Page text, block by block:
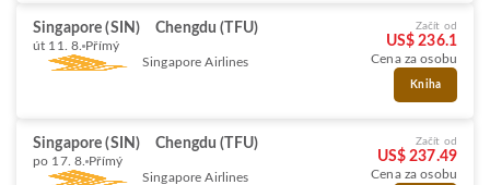
Singapore (SIN) Chengdu (TFU)
út 11. 8. Přímý
Singapore Airlines
Začít od
US$ 236.1
Cena za osobu
Kniha
Singapore (SIN) Chengdu (TFU)
po 17. 8. Přímý
Singapore Airlines
Začít od
US$ 237.49
Cena za osobu